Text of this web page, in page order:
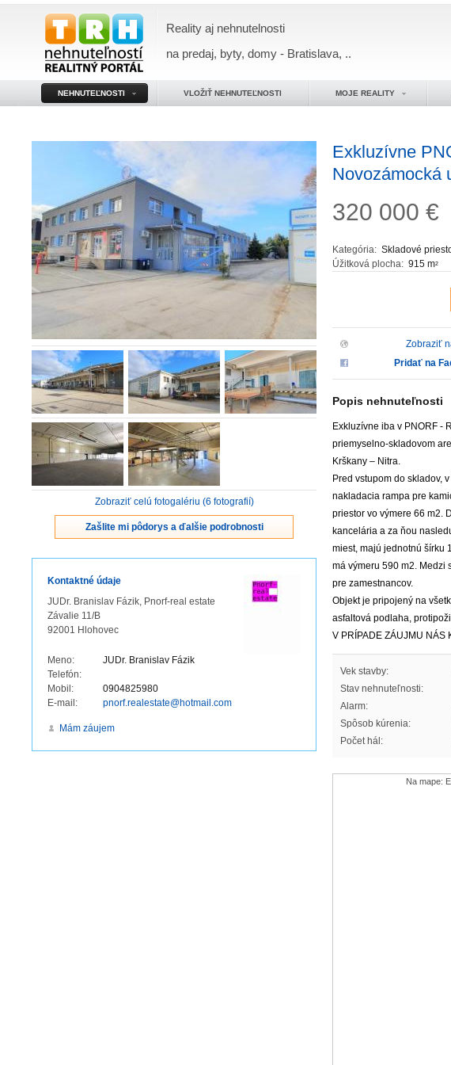
Reality aj nehnutelnosti
na predaj, byty, domy - Bratislava, ..
NEHNUTEĽNOSTI VLOŽIŤ NEHNUTEĽNOSTI MOJE REALITY
Zobraziť celú fotogalériu (6 fotografií)
Zašlite mi pôdorys a ďalšie podrobnosti
Kontaktné údaje
JUDr. Branislav Fázik, Pnorf-real estate
Závalie 11/B
92001 Hlohovec
Meno:
JUDr. Branislav Fázik
Telefón:
Mobil:
0904825980
E-mail:
pnorf.realestate@hotmail.com
Mám záujem
Exkluzívne
Novozámocká
320 000 €
Kategória: Skladové
Úžitková plocha: 915 m2
Zobraziť
Pridať na
Popis nehnuteľnosti
Exkluzívne iba v PNORF -
priemyselno-skladovom
Krškany – Nitra.
Pred vstupom do skladov,
nakladacia rampa pre
priestor vo výmere 66 m2.
kancelária a za ňou
miest, majú jednotnú šírku
má výmeru 590 m2. Medzi
pre zamestnancov.
Objekt je pripojený na
asfaltová podlaha,
V PRÍPADE ZÁUJMU NÁS
Vek stavby:
Stav nehnuteľnosti:
Alarm:
Spôsob kúrenia:
Počet hál:
Na mape: